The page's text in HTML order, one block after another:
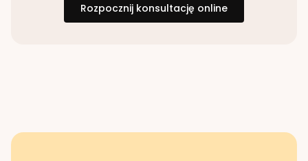
Rozpocznij konsultację online